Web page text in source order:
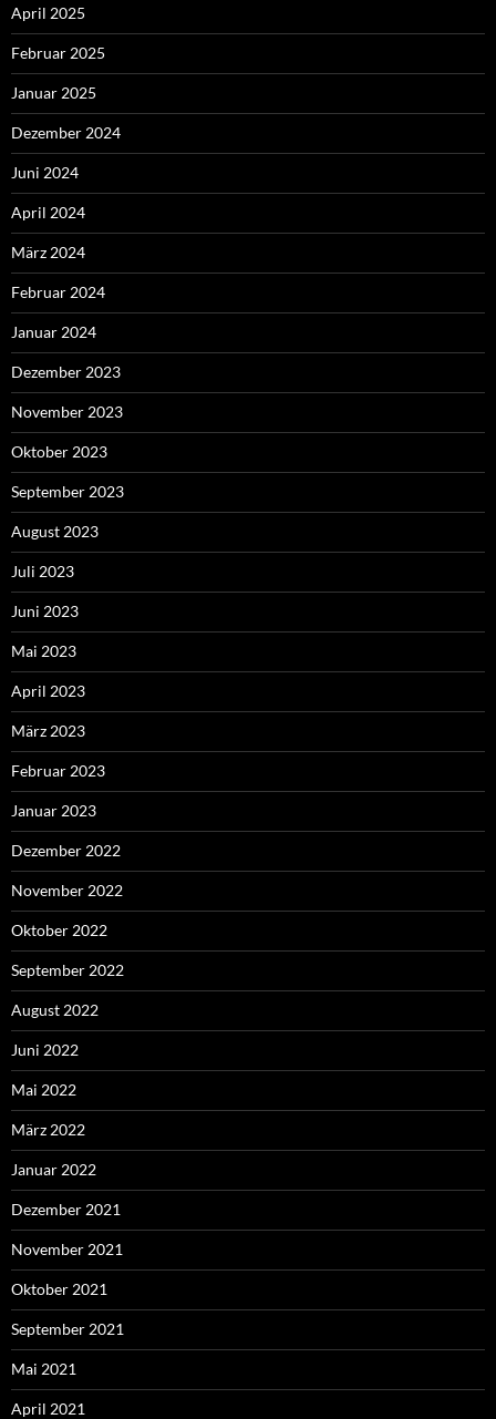
April 2025
Februar 2025
Januar 2025
Dezember 2024
Juni 2024
April 2024
März 2024
Februar 2024
Januar 2024
Dezember 2023
November 2023
Oktober 2023
September 2023
August 2023
Juli 2023
Juni 2023
Mai 2023
April 2023
März 2023
Februar 2023
Januar 2023
Dezember 2022
November 2022
Oktober 2022
September 2022
August 2022
Juni 2022
Mai 2022
März 2022
Januar 2022
Dezember 2021
November 2021
Oktober 2021
September 2021
Mai 2021
April 2021